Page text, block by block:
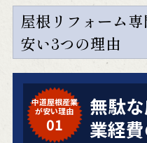
屋根リフォーム
安い3つの理由
中道屋根産業
が安い理由
01
無駄
業経